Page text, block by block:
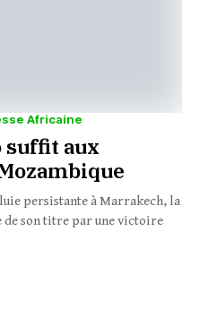
Africaine
suffit aux
persistante à Marrakech, la
de son titre par une victoire